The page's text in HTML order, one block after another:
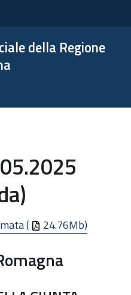
della Regione
( 24.76Mb)